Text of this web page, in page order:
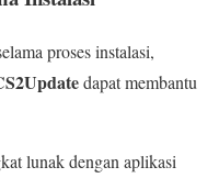
proses instalasi,
dapat membantu
lunak dengan aplikasi